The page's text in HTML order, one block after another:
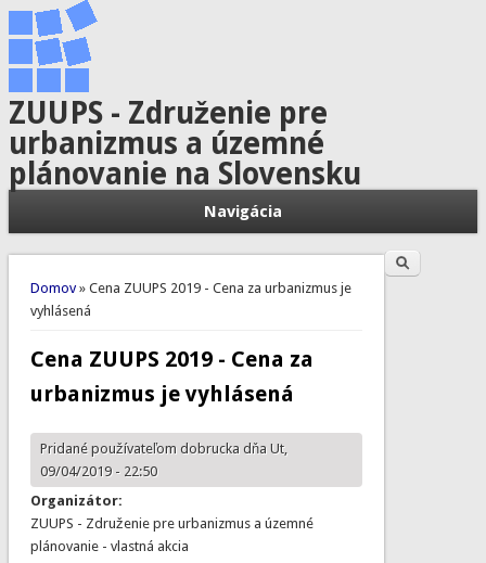
ZUUPS - Združenie pre
urbanizmus a územné
plánovanie na Slovensku
Navigácia
Nachádzate sa tu
Domov» Cena ZUUPS 2019 - Cena za urbanizmus je
vyhlásená
Cena ZUUPS 2019 - Cena za
urbanizmus je vyhlásená
Pridané používateľom dobruckadňa Ut,
09/04/2019 - 22:50
Organizátor:
ZUUPS - Združenie pre urbanizmus a územné
plánovanie - vlastná akcia
Vyhľadávanie Hľadať